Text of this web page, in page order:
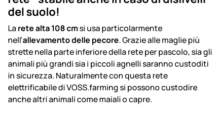
del suolo!
La rete alta 108 cmsi usa particolarmente
nell'allevamento delle pecore. Grazie alle maglie più
strette nella parte inferiore della rete per pascolo, sia gli
animali più grandi sia i piccoli agnelli saranno custoditi
in sicurezza. Naturalmente con questa rete
elettrificabile di VOSS.farming si possono custodire
anche altri animali come maiali o capre.